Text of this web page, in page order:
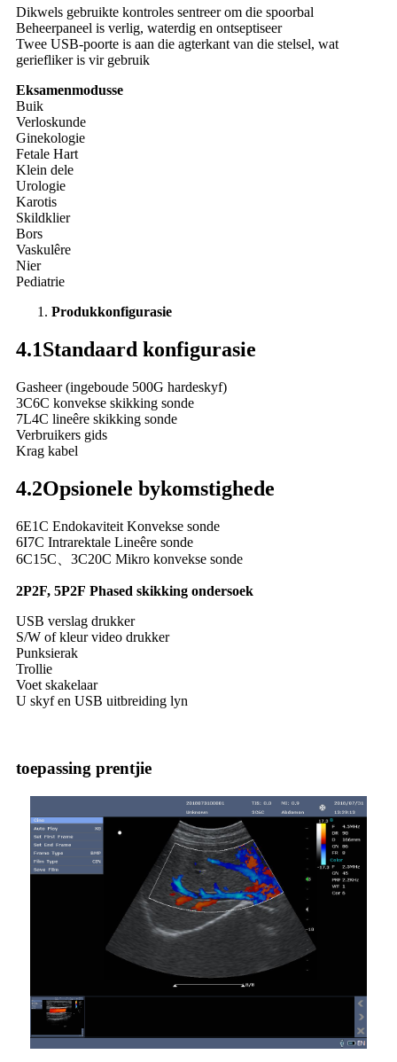
Dikwels gebruikte kontroles sentreer om die spoorbal
Beheerpaneel is verlig, waterdig en ontseptiseer
Twee USB-poorte is aan die agterkant van die stelsel, wat
geriefliker is vir gebruik
Eksamenmodusse
Buik
Verloskunde
Ginekologie
Fetale Hart
Klein dele
Urologie
Karotis
Skildklier
Bors
Vaskulêre
Nier
Pediatrie
Produkkonfigurasie
4.1Standaard konfigurasie
Gasheer (ingeboude 500G hardeskyf)
3C6C konvekse skikking sonde
7L4C lineêre skikking sonde
Verbruikers gids
Krag kabel
4.2Opsionele bykomstighede
6E1C Endokaviteit Konvekse sonde
6I7C Intrarektale Lineêre sonde
6C15C
3C20C Mikro konvekse sonde
2P2F, 5P2F Phased skikking ondersoek
USB verslag drukker
S/W of kleur video drukker
Punksierak
Trollie
Voet skakelaar
U skyf en USB uitbreiding lyn
toepassing prentjie